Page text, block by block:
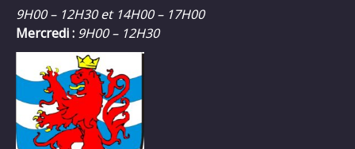
9H00 – 12H30 et 14H00 – 17H00
Mercredi : 9H00 – 12H30